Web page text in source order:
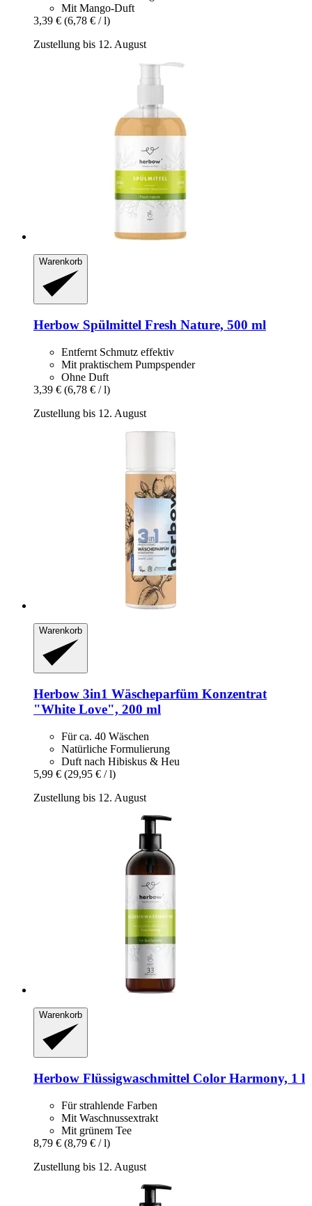
Mit Mango-Duft
3,39 € (6,78 € / l)
Zustellung bis 12. August
Warenkorb
Herbow Spülmittel Fresh Nature, 500 ml
Entfernt Schmutz effektiv
Mit praktischem Pumpspender
Ohne Duft
3,39 € (6,78 € / l)
Zustellung bis 12. August
Warenkorb
Herbow 3in1 Wäscheparfüm Konzentrat
"White Love", 200 ml
Für ca. 40 Wäschen
Natürliche Formulierung
Duft nach Hibiskus & Heu
5,99 € (29,95 € / l)
Zustellung bis 12. August
Warenkorb
Herbow Flüssigwaschmittel Color Harmony, 1 l
Für strahlende Farben
Mit Waschnussextrakt
Mit grünem Tee
8,79 € (8,79 € / l)
Zustellung bis 12. August